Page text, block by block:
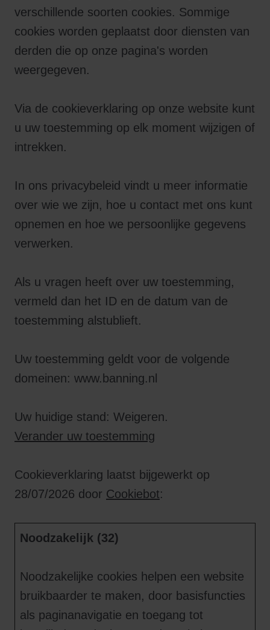
verschillende soorten cookies. Sommige
cookies worden geplaatst door diensten van
derden die op onze pagina's worden
weergegeven.
Via de cookieverklaring op onze website kunt
u uw toestemming op elk moment wijzigen of
intrekken.
In ons privacybeleid vindt u meer informatie
over wie we zijn, hoe u contact met ons kunt
opnemen en hoe we persoonlijke gegevens
verwerken.
Als u vragen heeft over uw toestemming,
vermeld dan het ID en de datum van de
toestemming alstublieft.
Uw toestemming geldt voor de volgende
domeinen: www.banning.nl
Uw huidige stand: Weigeren.
Verander uw toestemming
Cookieverklaring laatst bijgewerkt op
28/07/2026 door Cookiebot:
Noodzakelijk (32)
Noodzakelijke cookies helpen een website
bruikbaarder te maken, door basisfuncties
als paginanavigatie en toegang tot